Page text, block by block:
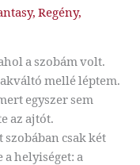
, Regény,
a szobám volt.
mellé léptem.
egyszer sem
az ajtót.
csak két
helyiséget: a